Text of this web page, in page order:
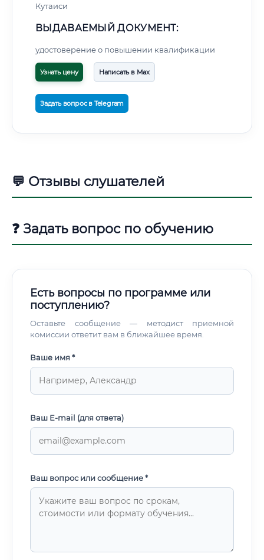
Кутаиси
ВЫДАВАЕМЫЙ ДОКУМЕНТ:
удостоверение о повышении квалификации
Узнать цену Написать в Max
Задать вопрос в Telegram
💬 Отзывы слушателей
❓ Задать вопрос по обучению
Есть вопросы по программе или
поступлению?
Оставьте сообщение — методист приемной
комиссии ответит вам в ближайшее время.
Ваше имя *
Ваш E-mail (для ответа)
Ваш вопрос или сообщение *